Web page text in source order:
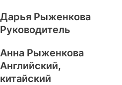
Дарья Рыженкова
Руководитель
Анна Рыженкова
Английский,
китайский